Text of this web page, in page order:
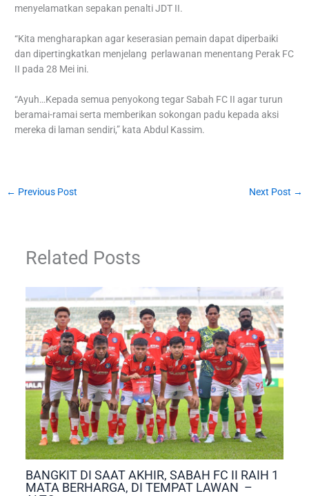
menyelamatkan sepakan penalti JDT II.
“Kita mengharapkan agar keserasian pemain dapat diperbaiki
dan dipertingkatkan menjelang perlawanan menentang Perak FC
II pada 28 Mei ini.
“Ayuh…Kepada semua penyokong tegar Sabah FC II agar turun
beramai-ramai serta memberikan sokongan padu kepada aksi
mereka di laman sendiri,” kata Abdul Kassim.
← Previous Post Next Post →
Related Posts
BANGKIT DI SAAT AKHIR, SABAH FC II RAIH 1
MATA BERHARGA, DI TEMPAT LAWAN –